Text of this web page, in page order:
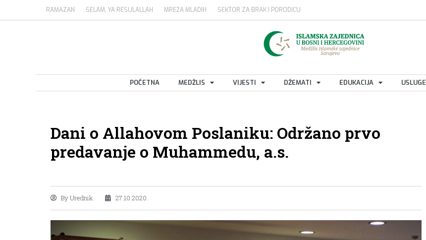
RAMAZAN SELAM, YA RESULALLAH MREŽA MLADIH SEKTOR ZA BRAK I PORODICU
POČETNA MEDŽLIS VIJESTI DŽEMATI EDUKACIJA USLUGE
Dani o Allahovom Poslaniku: Održano prvo
predavanje o Muhammedu, a.s.
ByUrednik 27.10.2020.